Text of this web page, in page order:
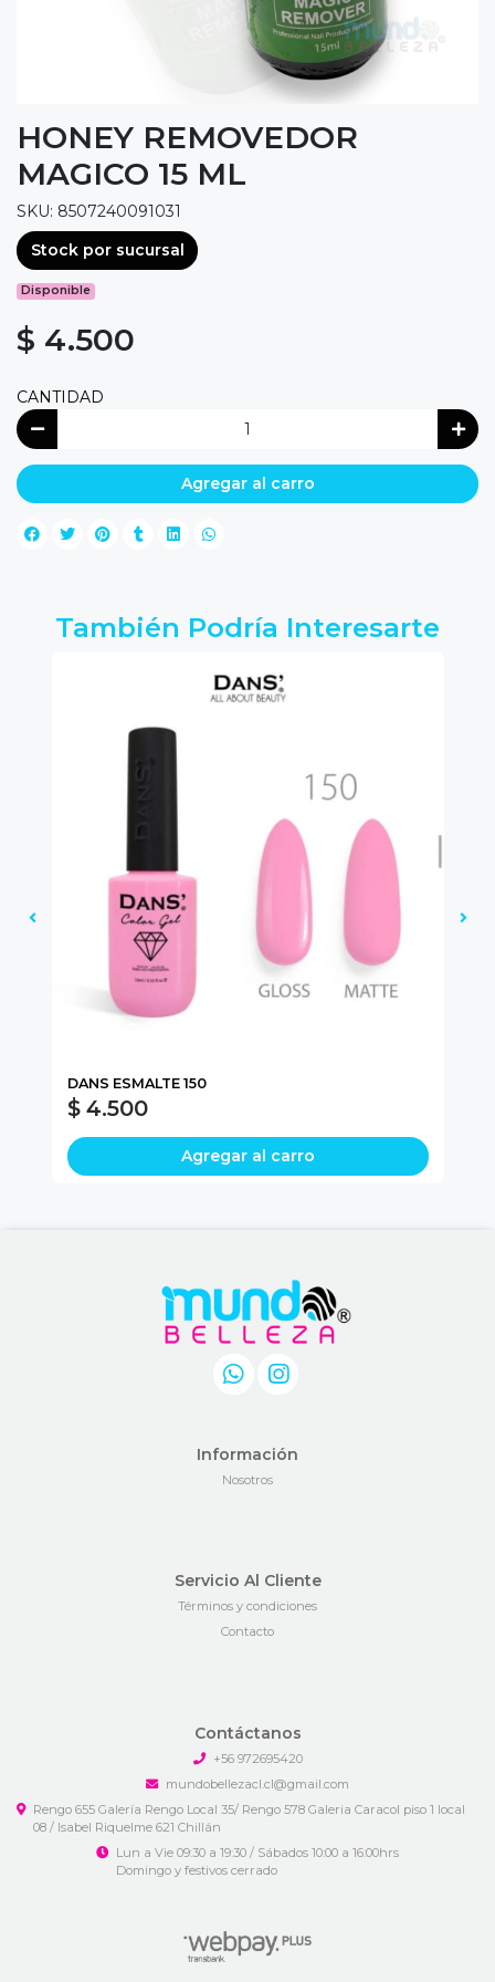
HONEY REMOVEDOR
MAGICO 15 ML
SKU: 8507240091031
Stock por sucursal
Disponible
$ 4.500
CANTIDAD
Agregar al carro
También Podría Interesarte
DANS ESMALTE 150
$ 4.500
Agregar al carro
Información
Nosotros
Servicio Al Cliente
Términos y condiciones
Contacto
Contáctanos
+56 972695420
mundobellezacl.cl@gmail.com
Rengo 655 Galería Rengo Local 35/ Rengo 578 Galeria Caracol piso 1 local
08 / Isabel Riquelme 621 Chillán
Lun a Vie 09:30 a 19:30 / Sábados 10:00 a 16:00hrs
Domingo y festivos cerrado